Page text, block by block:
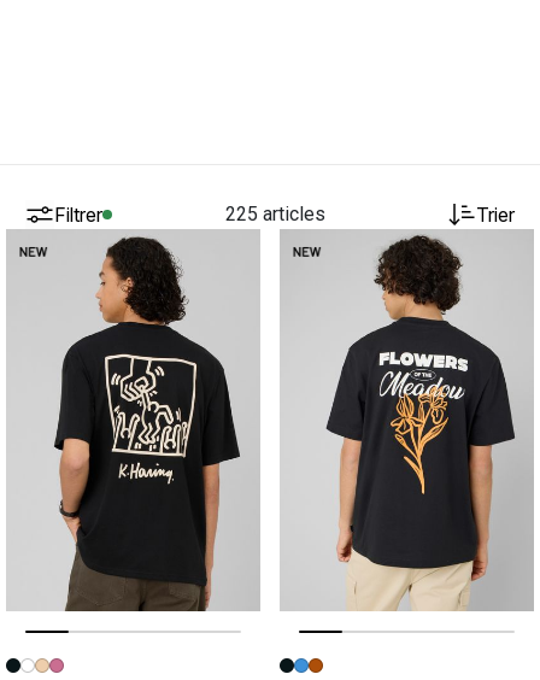
Filtrer 225 articles Trier
Image précédente
Image suivante
Image précédente
Image suivante